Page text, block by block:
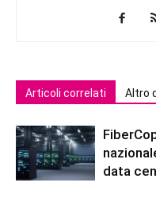
Articoli correlati Altro
data